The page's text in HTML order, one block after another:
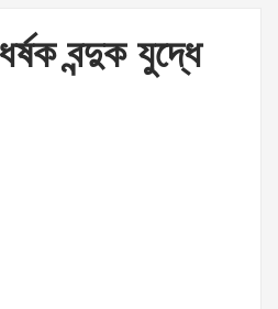
বন্দুক যুদ্ধে